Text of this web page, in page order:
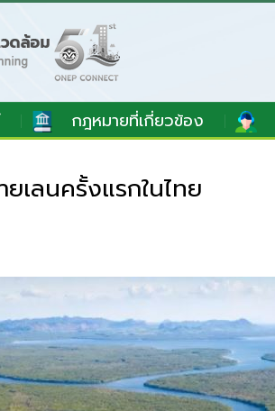
กฎหมายที่เกี่ยวข้อง
เลนครั้งแรกในไทย